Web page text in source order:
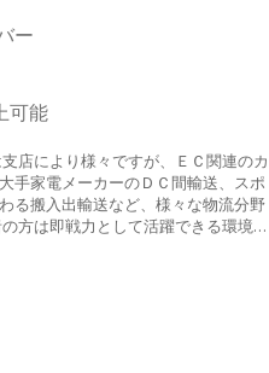
ー
可能
店により様々ですが、ＥＣ関連のカ
手家電メーカーのＤＣ間輸送、スポ
る搬入出輸送など、様々な物流分野
方は即戦力として活躍できる環境を
いた輸送スタイルへの移行を進め
ますので、希望、スキル、経験に応
初めての場所でも先輩・内勤者がサ
。